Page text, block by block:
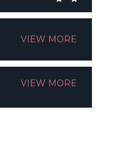
VIEW MORE
VIEW MORE